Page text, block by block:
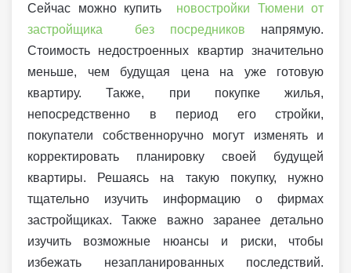
Сейчас можно купить новостройки Тюмени от
застройщика без посредников напрямую.
Стоимость недостроенных квартир значительно
меньше, чем будущая цена на уже готовую
квартиру. Также, при покупке жилья,
непосредственно в период его стройки,
покупатели собственноручно могут изменять и
корректировать планировку своей будущей
квартиры. Решаясь на такую покупку, нужно
тщательно изучить информацию о фирмах
застройщиках. Также важно заранее детально
изучить возможные нюансы и риски, чтобы
избежать незапланированных последствий.